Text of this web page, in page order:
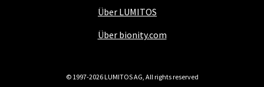
Über LUMITOS
Über bionity.com
© 1997-2026 LUMITOS AG, All rights reserved